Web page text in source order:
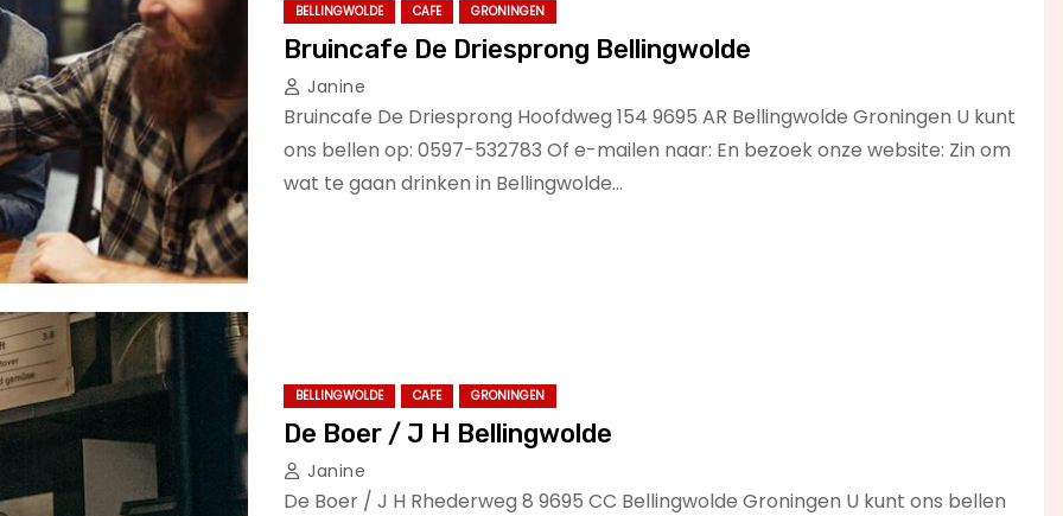
BELLINGWOLDE CAFE GRONINGEN
Bruincafe De Driesprong Bellingwolde
Janine
Bruincafe De Driesprong Hoofdweg 154 9695 AR Bellingwolde Groningen U kunt
ons bellen op: 0597-532783 Of e-mailen naar: En bezoek onze website: Zin om
wat te gaan drinken in Bellingwolde…
BELLINGWOLDE CAFE GRONINGEN
De Boer / J H Bellingwolde
Janine
De Boer / J H Rhederweg 8 9695 CC Bellingwolde Groningen U kunt ons bellen